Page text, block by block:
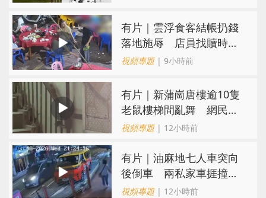
​有片｜雲浮食客結帳扔錢
落地施辱 店員找贖時還
施彼身獲老闆肯定
視頻專題| 9小時前
有片｜新蒲崗唐樓逾10隻
老鼠樓梯間亂舞 網民嚇
親：每次經過都要好大勇
視頻專題| 12小時前
有片｜油麻地七人車突向
後倒車 兩私家車捱撞
司機不顧而去
視頻專題| 12小時前